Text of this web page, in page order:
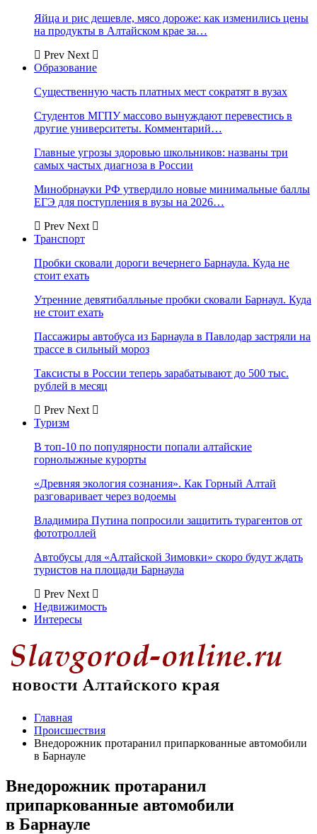
Яйца и рис дешевле, мясо дороже: как изменились цены
на продукты в Алтайском крае за…
Prev Next
Образование
Существенную часть платных мест сократят в вузах
Студентов МГПУ массово вынуждают перевестись в
другие университеты. Комментарий…
Главные угрозы здоровью школьников: названы три
самых частых диагноза в России
Минобрнауки РФ утвердило новые минимальные баллы
ЕГЭ для поступления в вузы на 2026…
Prev Next
Транспорт
Пробки сковали дороги вечернего Барнаула. Куда не
стоит ехать
Утренние девятибалльные пробки сковали Барнаул. Куда
не стоит ехать
Пассажиры автобуса из Барнаула в Павлодар застряли на
трассе в сильный мороз
Таксисты в России теперь зарабатывают до 500 тыс.
рублей в месяц
Prev Next
Туризм
В топ-10 по популярности попали алтайские
горнолыжные курорты
«Древняя экология сознания». Как Горный Алтай
разговаривает через водоемы
Владимира Путина попросили защитить турагентов от
фототроллей
Автобусы для «Алтайской Зимовки» скоро будут ждать
туристов на площади Барнаула
Prev Next
Недвижимость
Интересы
Главная
Происшествия
Внедорожник протаранил припаркованные автомобили
в Барнауле
Внедорожник протаранил
припаркованные автомобили
в Барнауле